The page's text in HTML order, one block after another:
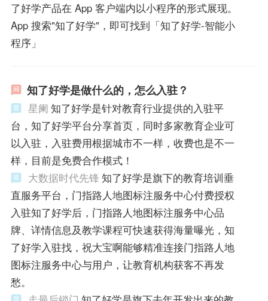
了好学产品在 App 客户端内以小程序的形式展现。
App 搜索"知了好学"，即可找到「知了好学-智能小
程序」
知了好学是做什么的，怎么入驻？
星阑 知了好学是针对教育行业提供的入驻平
台，知了好学平台分享首页，同时多家教育企业可
以入驻，入驻费用根据城市不一样，收费也是不一
样，目前是免费合作模式！
大数据时代先锋 知了好学是旗下的教育培训垂
直服务平台，门指路人地图标注服务中心付费授权
入驻知了好学后，门指路人地图标注服务中心品
牌、详情信息及教学课程可快速获得海量曝光，知
了好学入驻找，祝大宝啊能够精准连接门指路人地
图标注服务中心与用户，让教育机构获客不再发
愁。